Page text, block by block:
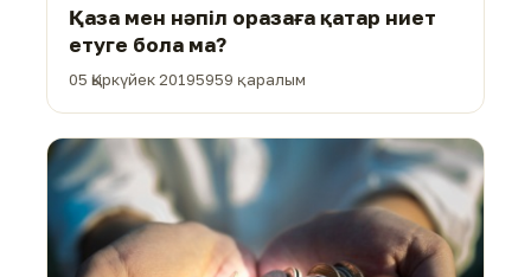
Қаза мен нәпіл оразаға қатар ниет
етуге бола ма?
05 Қыркүйек 20195959 қаралым